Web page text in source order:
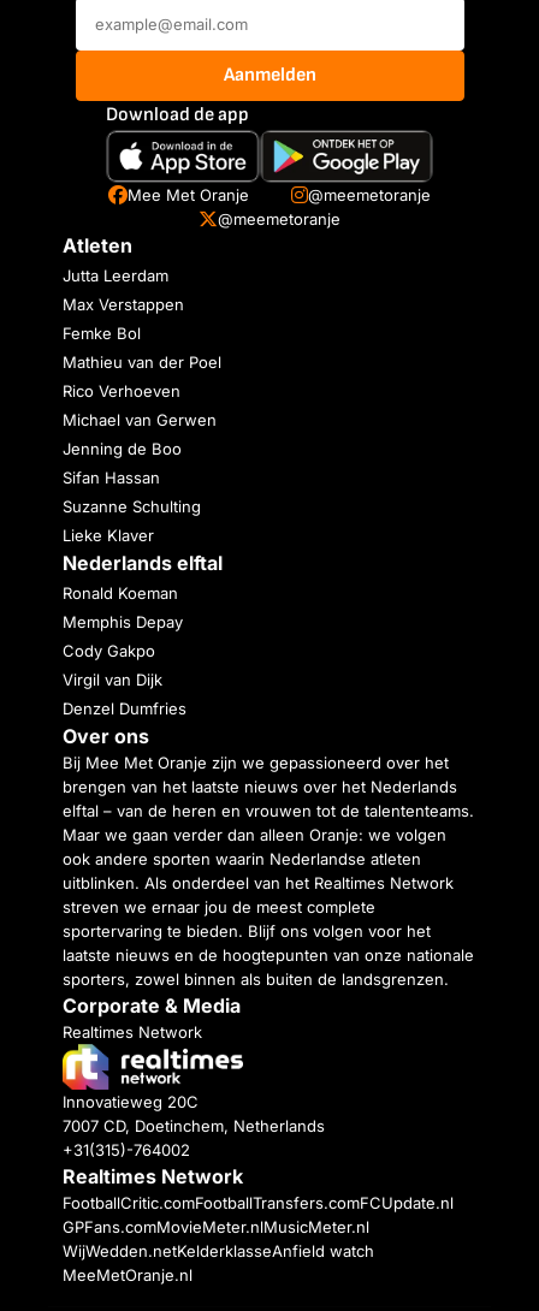
Aanmelden
Download de app
Mee Met Oranje
@meemetoranje
@meemetoranje
Atleten
Jutta Leerdam
Max Verstappen
Femke Bol
Mathieu van der Poel
Rico Verhoeven
Michael van Gerwen
Jenning de Boo
Sifan Hassan
Suzanne Schulting
Lieke Klaver
Nederlands elftal
Ronald Koeman
Memphis Depay
Cody Gakpo
Virgil van Dijk
Denzel Dumfries
Over ons
Bij Mee Met Oranje zijn we gepassioneerd over het
brengen van het laatste nieuws over het Nederlands
elftal – van de heren en vrouwen tot de talententeams.
Maar we gaan verder dan alleen Oranje: we volgen
ook andere sporten waarin Nederlandse atleten
uitblinken. Als onderdeel van het Realtimes Network
streven we ernaar jou de meest complete
sportervaring te bieden. Blijf ons volgen voor het
laatste nieuws en de hoogtepunten van onze nationale
sporters, zowel binnen als buiten de landsgrenzen.
Corporate & Media
Realtimes Network
Innovatieweg 20C
7007 CD, Doetinchem, Netherlands
+31(315)-764002
Realtimes Network
FootballCritic.comFootballTransfers.comFCUpdate.nl
GPFans.comMovieMeter.nlMusicMeter.nl
WijWedden.netKelderklasseAnfield watch
MeeMetOranje.nl